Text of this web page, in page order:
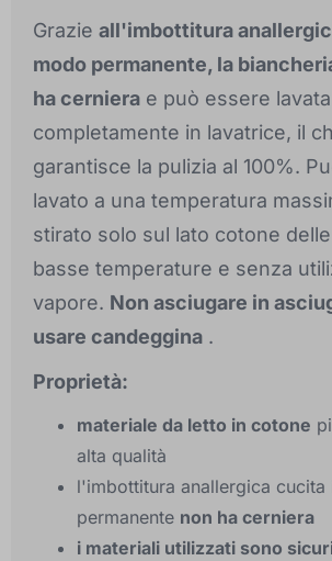
Grazie all'imbottitura
modo permanente, la
ha cerniera e può essere lavata
completamente in lavatrice, il
garantisce la pulizia al 100%.
lavato a una temperatura
stirato solo sul lato cotone
basse temperature e senza
vapore. Non asciugare in
usare candeggina .
Proprietà:
materiale da letto in cotone
alta qualità
l'imbottitura anallergica cucita
permanente non ha cerniera
i materiali utilizzati sono